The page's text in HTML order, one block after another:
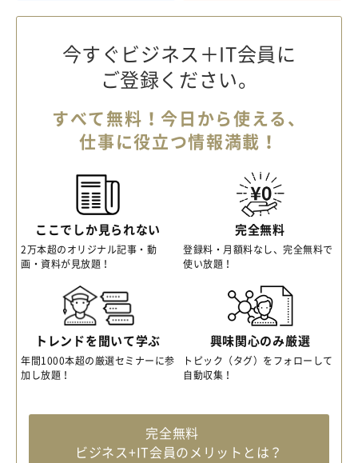
今すぐビジネス＋IT会員に
ご登録ください。
すべて無料！今日から使える、
仕事に役立つ情報満載！
ここでしか見られない
2万本超のオリジナル記事・動
画・資料が見放題！
完全無料
登録料・月額料なし、完全無料で
使い放題！
トレンドを聞いて学ぶ
年間1000本超の厳選セミナーに参
加し放題！
興味関心のみ厳選
トピック（タグ）をフォローして
自動収集！
完全無料
ビジネス+IT会員のメリットとは？